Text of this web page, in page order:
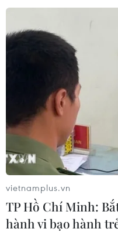
Hội thảo Quốc
thảo luận 3 chủ đề
Hội thảo Quốc gia về
vào thảo luận chủ đề
Điện tử và Giao thông
vietnamplus.vn
TP Hồ Chí Minh:
hành vi bạo hành